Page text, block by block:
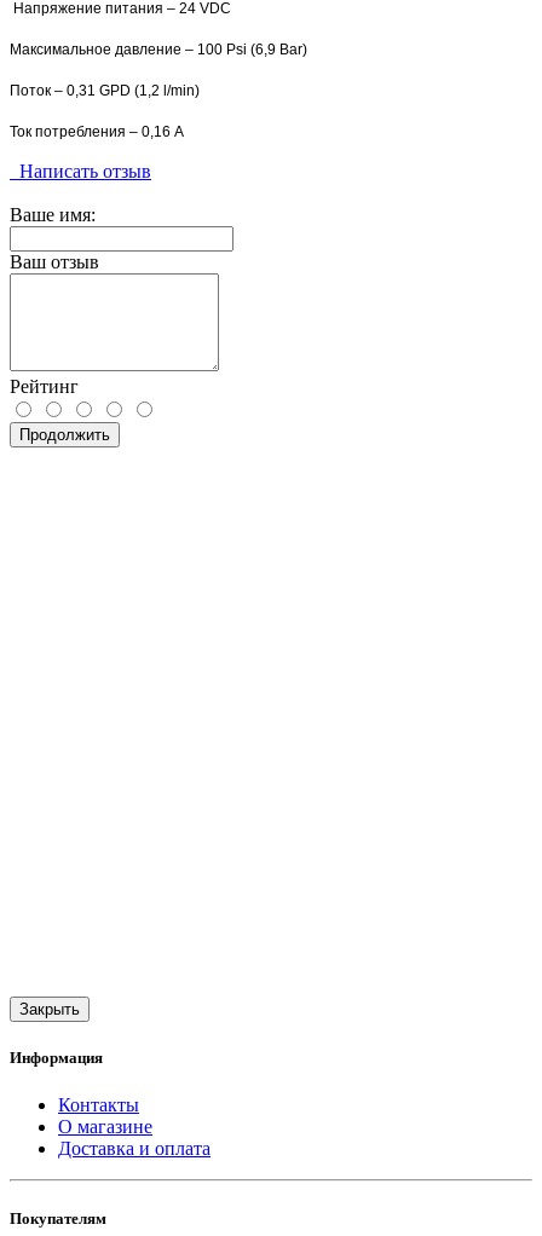
Напряжение питания – 24 VDC
Максимальное давление – 100 Psi (6,9 Bar)
Поток – 0,31 GPD (1,2 l/min)
Ток потребления – 0,16 A
Написать отзыв
Ваше имя:
Ваш отзыв
Рейтинг
Продолжить
Закрыть
Информация
Контакты
О магазине
Доставка и оплата
Покупателям